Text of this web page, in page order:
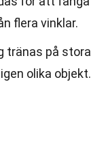
flera vinklar.
tränas på stora
olika objekt.